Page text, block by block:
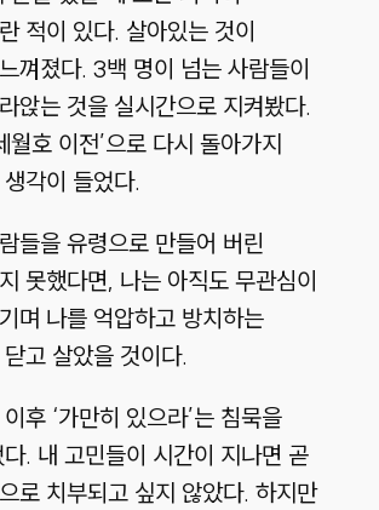
적이 있다. 살아있는 것이
껴졌다. 3백 명이 넘는 사람들이
앉는 것을 실시간으로 지켜봤다.
월호 이전’으로 다시 돌아가지
각이 들었다.
들을 유령으로 만들어 버린
못했다면, 나는 아직도 무관심이
며 나를 억압하고 방치하는
고 살았을 것이다.
후 ‘가만히 있으라’는 침묵을
. 내 고민들이 시간이 지나면 곧
로 치부되고 싶지 않았다. 하지만